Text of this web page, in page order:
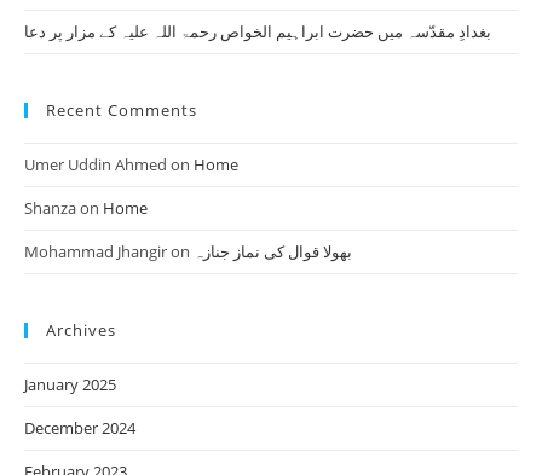
بغدادِ مقدّسہ میں حضرت ابراہیم الخواص رحمۃ اللہ علیہ کے مزار پر دعا
Recent Comments
Umer Uddin Ahmed on Home
Shanzaon Home
Mohammad Jhangiron بھولا قوال کی نماز جنازہ
Archives
January 2025
December 2024